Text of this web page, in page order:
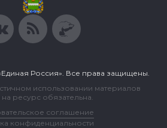
Россия». Все права защищены.
использовании материалов
на ресурс обязательна.
соглашение
конфиденциальности